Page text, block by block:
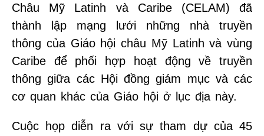
Châu Mỹ Latinh và Caribe (CELAM) đã
thành lập mạng lưới những nhà truyền
thông của Giáo hội châu Mỹ Latinh và vùng
Caribe để phối hợp hoạt động về truyền
thông giữa các Hội đồng giám mục và các
cơ quan khác của Giáo hội ở lục địa này.
Cuộc họp diễn ra với sự tham dự của 45